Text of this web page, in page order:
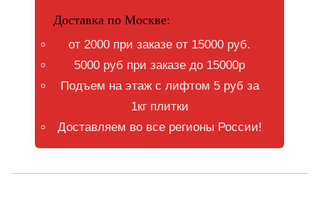
Доставка по Москве:
от 2000 при заказе от 15000 руб.
5000 руб при заказе до 15000р
Подъем на этаж с лифтом 5 руб за
1кг плитки
Доставляем во все регионы России!